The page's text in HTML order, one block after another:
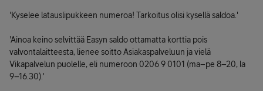
'Kyselee latauslipukkeen numeroa! Tarkoitus olisi kysellä saldoa.'
'Ainoa keino selvittää Easyn saldo ottamatta korttia pois
valvontalaitteesta, lienee soitto Asiakaspalveluun ja vielä
Vikapalvelun puolelle, eli numeroon 0206 9 0101 (ma–pe 8–20, la
9–16.30).'